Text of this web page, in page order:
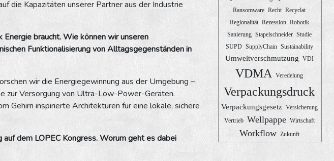
die Kapazitäten unserer Partner aus der Industrie
braucht. Wie können wir unseren
Funktionalisierung von Alltagsgegenständen in
wir die Energiegewinnung aus der Umgebung –
zur Versorgung von Ultra-Low-Power-Geräten.
Gehirn inspirierte Architekturen für eine lokale, sichere
dem LOPEC Kongress. Worum geht es dabei
Ransomware Recht Recyclat
Regionalität Rezession Robotik
Sanierung Stapelschneider Studie
SUPD SupplyChain Sustainability
Umweltverschmutzung VDI
VDMA Veredelung
Verpackungsdruck
Verpackungsgesetz Versicherung
Vertrieb Wellpappe Wirtschaft
Workflow Zukunft